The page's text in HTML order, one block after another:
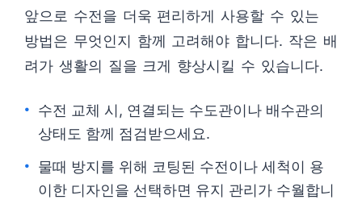
앞으로 수전을 더욱 편리하게 사용할 수 있는
방법은 무엇인지 함께 고려해야 합니다. 작은 배
려가 생활의 질을 크게 향상시킬 수 있습니다.
수전 교체 시, 연결되는 수도관이나 배수관의
상태도 함께 점검받으세요.
물때 방지를 위해 코팅된 수전이나 세척이 용
이한 디자인을 선택하면 유지 관리가 수월합니